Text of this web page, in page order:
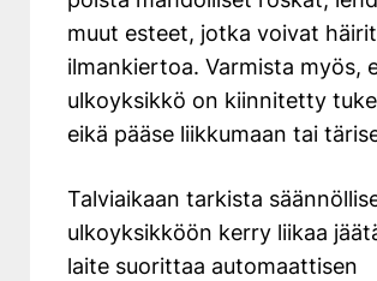
muut esteet, jotka voivat
ilmankiertoa. Varmista myös,
ulkoyksikkö on kiinnitetty
eikä pääse liikkumaan tai
Talviaikaan tarkista
ulkoyksikköön kerry liikaa
laite suorittaa automaattisen